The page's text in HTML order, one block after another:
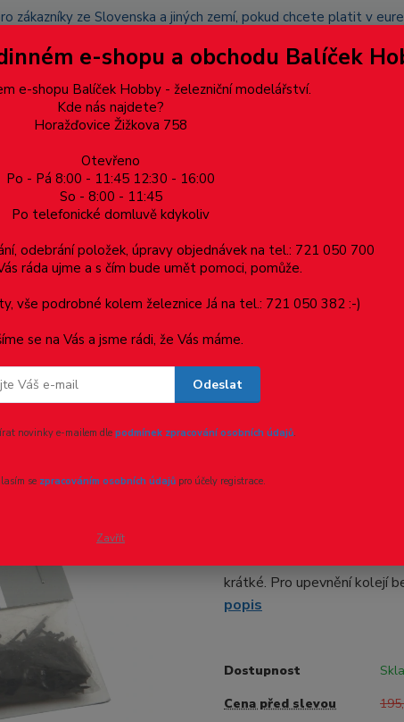
zákazníky ze Slovenska a jiných zemí, pokud chcete platit v
bude po domluvě zaslána znovu s opětovnou platbou za
blacklist a rušeny následující objednávky.
upomínkové předměty
cca 400ks
kolejí cca 400ks
H0 - hřebíčky
cca 400ks
Železniční
EAN: 9005033100001
krátké. Pro upevnění kolejí
popis
Dostupnost
Cena před slevou
e-shopu a obchodu Balíček
e-shopu Balíček Hobby - železniční modelářství.
Kde nás najdete?
Horažďovice Žižkova 758
Otevřeno
Po - Pá 8:00 - 11:45 12:30 - 16:00
So - 8:00 - 11:45
Po telefonické domluvě kdykoliv
odebrání položek, úpravy objednávek na tel.: 721 050 700
ráda ujme a s čím bude umět pomoci, pomůže.
vše podrobné kolem železnice Já na tel.: 721 050 382 :-)
se na Vás a jsme rádi, že Vás máme.
Odeslat
novinky e-mailem dle podmínek zpracování osobních údajů.
se zpracováním osobních údajůpro účely registrace.
Zavřít